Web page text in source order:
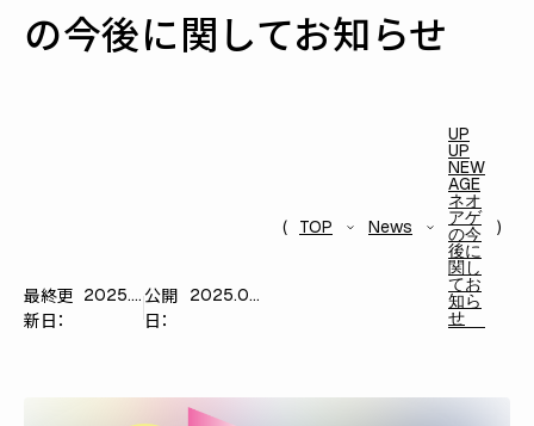
の今後に関してお知らせ
最終更
新日：
2025.09.07 公開
日：
2025.09.07
TOP News
UP
UP
NEW
AGE
ネオ
アゲ
の今
後に
関し
てお
知ら
せ